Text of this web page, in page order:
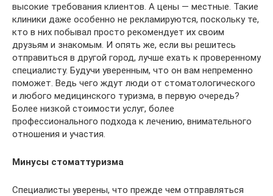
высокие требования клиентов. А цены — местные. Такие
клиники даже особенно не рекламируются, поскольку те,
кто в них побывал просто рекомендует их своим
друзьям и знакомым. И опять же, если вы решитесь
отправиться в другой город, лучше ехать к проверенному
специалисту. Будучи уверенным, что он вам непременно
поможет. Ведь чего ждут люди от стоматологического
и любого медицинского туризма, в первую очередь?
Более низкой стоимости услуг, более
профессионального подхода к лечению, внимательного
отношения и участия.
Минусы стоматтуризма
Специалисты уверены, что прежде чем отправляться